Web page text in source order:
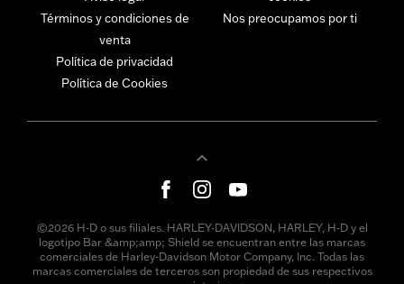
Términos y condiciones de
venta
Política de privacidad
Política de Cookies
Nos preocupamos por ti
©2026 H-D o sus filiales. HARLEY-DAVIDSON, HARLEY, H-D y el
logotipo Bar &amp;amp; Shield se encuentran entre las marcas
comerciales de Harley-Davidson Motor Company, Inc. Todas las
marcas comerciales de terceros son propiedad de sus respectivos